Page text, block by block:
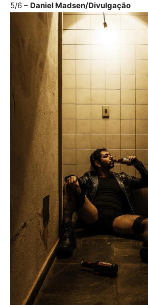
5/6 – Daniel Madsen/Divulgação